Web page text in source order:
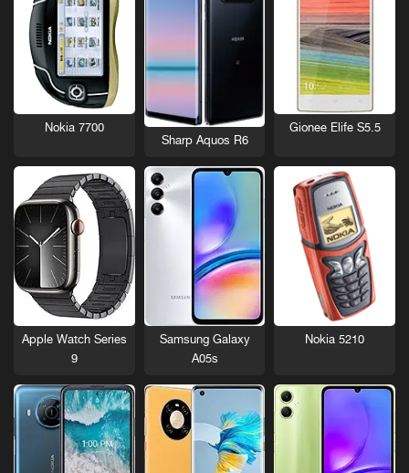
Gionee Elife S5.5
Sharp Aquos R6
Nokia 7700
Nokia 5210
Samsung Galaxy
A05s
Apple Watch Series
9